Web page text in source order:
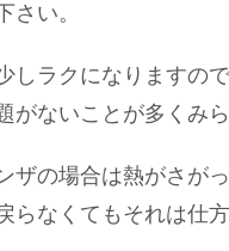
さい。
しラクになりますの
がないことが多くみら
ザの場合は熱がさが
らなくてもそれは仕